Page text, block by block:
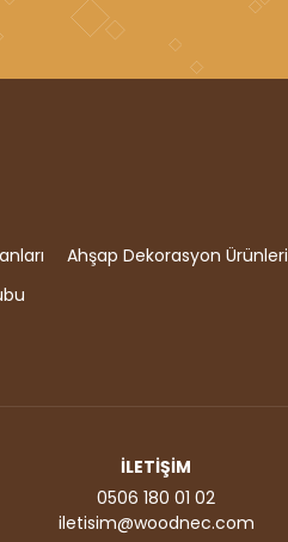
Ahşap Dekorasyon Ürünleri
İLETİŞİM
0506 180 01 02
iletisim@woodnec.com